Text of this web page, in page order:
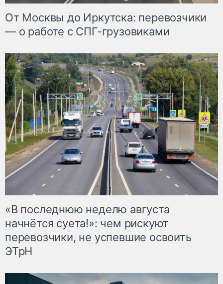
От Москвы до Иркутска: перевозчики
— о работе с СПГ-грузовиками
«В последнюю неделю августа
начнётся суета!»: чем рискуют
перевозчики, не успевшие освоить
ЭТрН